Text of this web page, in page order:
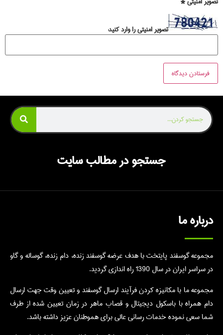
تصویر امنیتی را وارد کنید:
جستجو در مطالب سایت
درباره ما
مجموعه گوسفند پایتخت با هدف عرضه گوسفند زنده، دام زنده، گوساله و گاو
در سراسر ایران در سال 1390 راه اندازی گردید.
مجموعه ما با مکانیزه کردن فرآیند ارسال گوسفند و تعیین وقت جهت ارسال
دام همراه با باسکول دیجیتال و قصاب ماهر در زمان تعیین شده از طرف
شما سعی نموده خدمات رسانی عالی برای هموطنان عزیز داشته باشد.